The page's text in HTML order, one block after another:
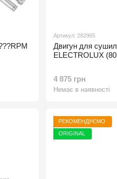
Артикул: 282965
Двигун для
ELECTROLUX
4 875 грн
Немає в наявності
РЕКОМЕНДУЄМО
ORIGINAL